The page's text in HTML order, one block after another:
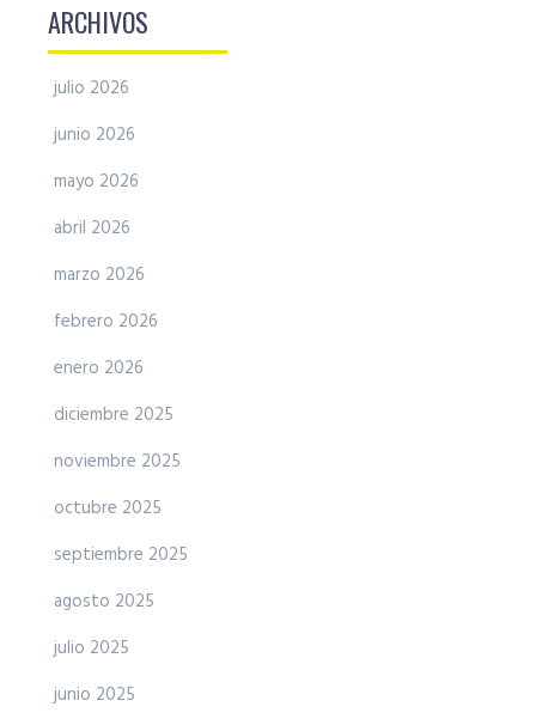
ARCHIVOS
julio 2026
junio 2026
mayo 2026
abril 2026
marzo 2026
febrero 2026
enero 2026
diciembre 2025
noviembre 2025
octubre 2025
septiembre 2025
agosto 2025
julio 2025
junio 2025